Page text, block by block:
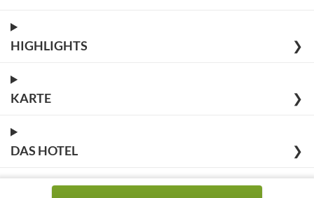
HIGHLIGHTS ❯
KARTE ❯
DAS HOTEL ❯